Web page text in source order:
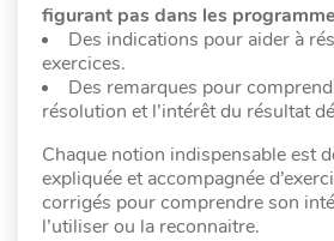
figurant pas dans les
Des indications pour aider à
exercices.
Des remarques pour
résolution et l’intérêt du résultat
Chaque notion indispensable est
expliquée et accompagnée
corrigés pour comprendre son
l’utiliser ou la reconnaitre.